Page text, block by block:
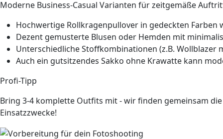
Moderne Business-Casual Varianten für zeitgemäße
Hochwertige Rollkragenpullover in gedeckten Farben
Dezent gemusterte Blusen oder Hemden mit
Unterschiedliche Stoffkombinationen (z.B. Wollblazer
Auch ein gutsitzendes Sakko ohne Krawatte kann
Profi-Tipp
Bring 3-4 komplette Outfits mit - wir finden gemeinsam
Einsatzzwecke!